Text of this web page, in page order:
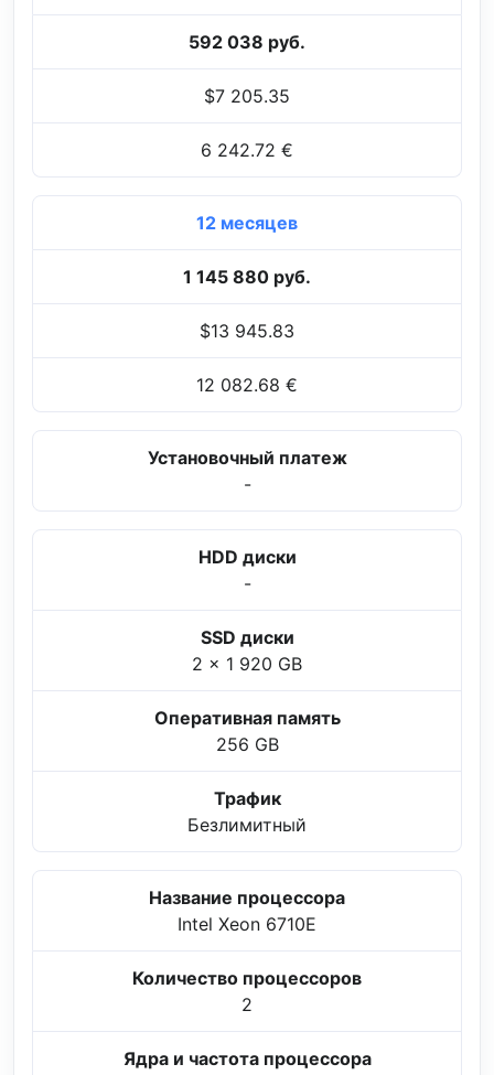
592 038 руб.
$7 205.35
6 242.72 €
12 месяцев
1 145 880 руб.
$13 945.83
12 082.68 €
Установочный платеж
-
HDD диски
-
SSD диски
2 x 1 920 GB
Оперативная память
256 GB
Трафик
Безлимитный
Название процессора
Intel Xeon 6710E
Количество процессоров
2
Ядра и частота процессора